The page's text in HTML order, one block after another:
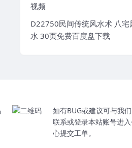
视频
D22750民间传统风水术 八宅
水 30页免费百度盘下载
如有BUG或建议可与我
联系或登录本站账号进
心提交工单。